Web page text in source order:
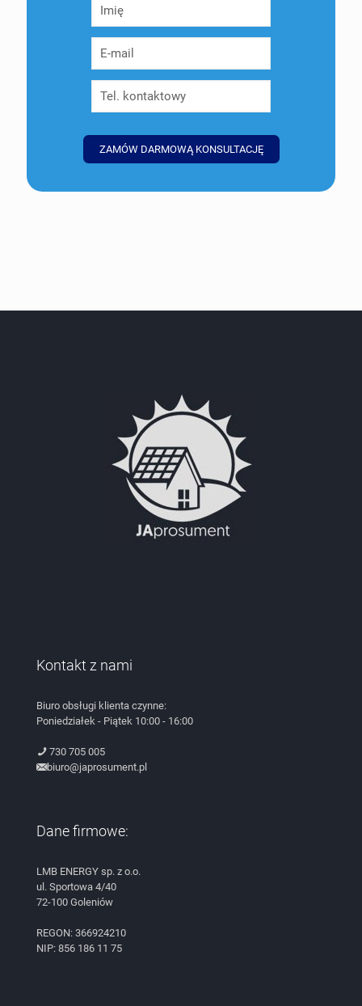
Kontakt z nami
Biuro obsługi klienta czynne:
Poniedziałek - Piątek 10:00 - 16:00
730 705 005
biuro@japrosument.pl
Dane firmowe:
LMB ENERGY sp. z o.o.
ul. Sportowa 4/40
72-100 Goleniów
REGON: 366924210
NIP: 856 186 11 75